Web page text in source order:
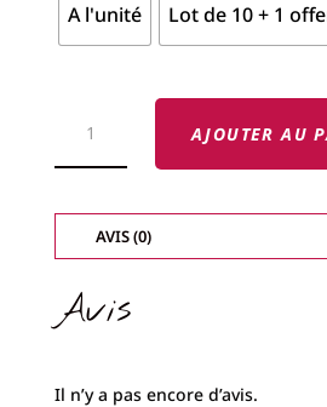
A l'unité Lot de 10 + 1
CANETTE
-
/
RICCAR
BERNINA
BROTHER-
AJOUTER AU
AVIS (0)
Avis
Il n’y a pas encore d’avis.